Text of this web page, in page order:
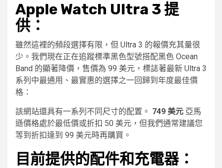
Apple Watch Ultra 3 提
供：
雖然這裡的頻段選擇有限，但 Ultra 3 的報價充其量很
少。我們現在正在追蹤標準黑色型號搭配黑色 Ocean
Band 的顯著降價，售價為 99 美元，標誌著最新 Ultra 3
系列中最通用、最實惠的選擇之一回歸到年度最佳價
格：
該網站還具有一系列不同尺寸的配置。 749 美元 亞馬
遜價格處於最低價或折扣 50 美元，但我們通常建議您
等到折扣達到 99 美元時再購買。
目前提供的配件和充電器：